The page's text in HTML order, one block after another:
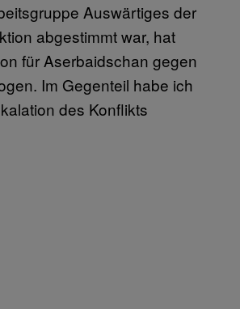
Auswärtiges der
abgestimmt war, hat
für Aserbaidschan gegen
Im Gegenteil habe ich
des Konflikts